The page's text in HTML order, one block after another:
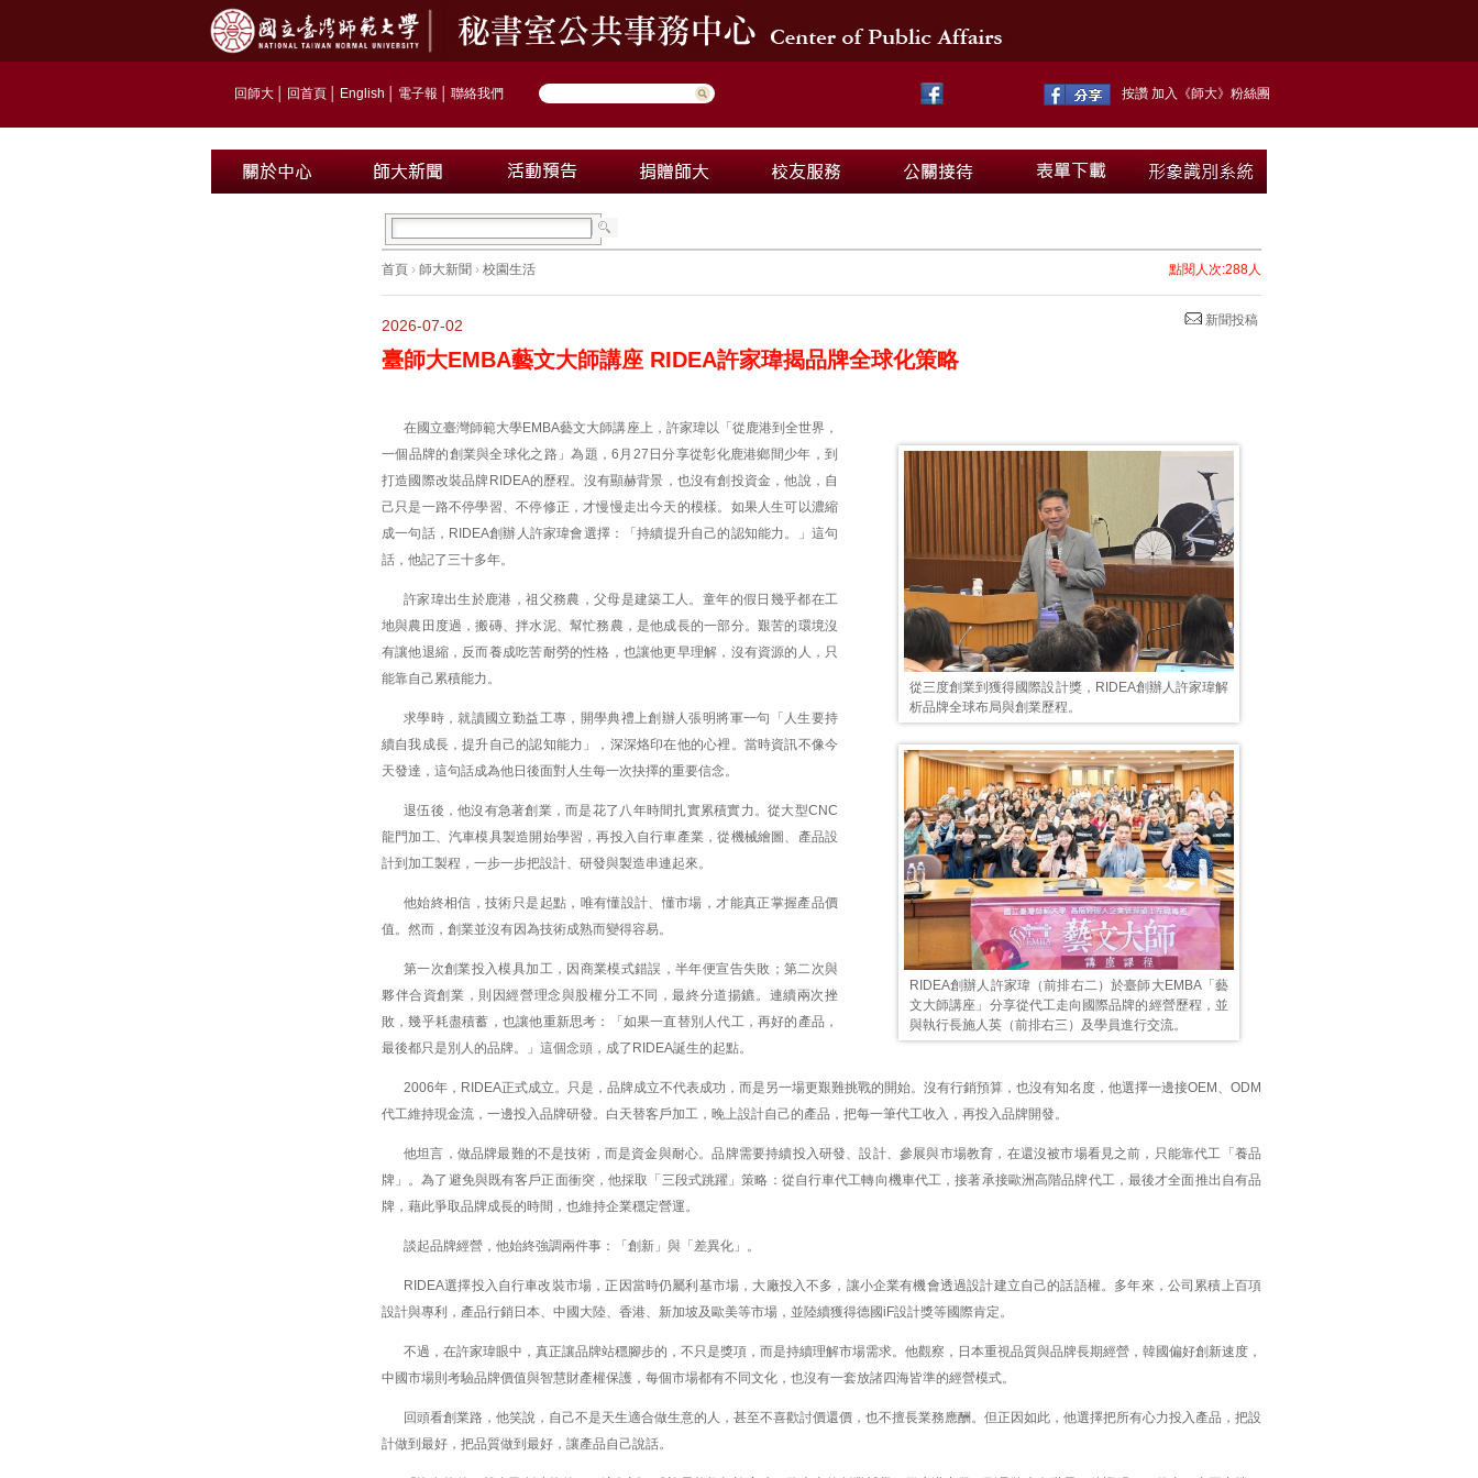
回師大 回首頁 English 電子報 聯絡我們 按讚 加入《師大》粉絲團
首頁 › 師大新聞 › 校園生活 點閱人次:288人
新聞投稿
2026-07-02
臺師大EMBA藝文大師講座 RIDEA許家瑋揭品牌全球化策略
從三度創業到獲得國際設計獎，RIDEA創辦人許家瑋解
析品牌全球布局與創業歷程。
RIDEA創辦人許家瑋（前排右二）於臺師大EMBA「藝
文大師講座」分享從代工走向國際品牌的經營歷程，並
與執行長施人英（前排右三）及學員進行交流。
在國立臺灣師範大學EMBA藝文大師講座上，許家瑋以「從鹿港到全世界，
一個品牌的創業與全球化之路」為題，6月27日分享從彰化鹿港鄉間少年，到
打造國際改裝品牌RIDEA的歷程。沒有顯赫背景，也沒有創投資金，他說，自
己只是一路不停學習、不停修正，才慢慢走出今天的模樣。如果人生可以濃縮
成一句話，RIDEA創辦人許家瑋會選擇：「持續提升自己的認知能力。」這句
話，他記了三十多年。
許家瑋出生於鹿港，祖父務農，父母是建築工人。童年的假日幾乎都在工
地與農田度過，搬磚、拌水泥、幫忙務農，是他成長的一部分。艱苦的環境沒
有讓他退縮，反而養成吃苦耐勞的性格，也讓他更早理解，沒有資源的人，只
能靠自己累積能力。
求學時，就讀國立勤益工專，開學典禮上創辦人張明將軍一句「人生要持
續自我成長，提升自己的認知能力」，深深烙印在他的心裡。當時資訊不像今
天發達，這句話成為他日後面對人生每一次抉擇的重要信念。
退伍後，他沒有急著創業，而是花了八年時間扎實累積實力。從大型CNC
龍門加工、汽車模具製造開始學習，再投入自行車產業，從機械繪圖、產品設
計到加工製程，一步一步把設計、研發與製造串連起來。
他始終相信，技術只是起點，唯有懂設計、懂市場，才能真正掌握產品價
值。然而，創業並沒有因為技術成熟而變得容易。
第一次創業投入模具加工，因商業模式錯誤，半年便宣告失敗；第二次與
夥伴合資創業，則因經營理念與股權分工不同，最終分道揚鑣。連續兩次挫
敗，幾乎耗盡積蓄，也讓他重新思考：「如果一直替別人代工，再好的產品，
最後都只是別人的品牌。」這個念頭，成了RIDEA誕生的起點。
2006年，RIDEA正式成立。只是，品牌成立不代表成功，而是另一場更艱難挑戰的開始。沒有行銷預算，也沒有知名度，他選擇一邊接OEM、ODM
代工維持現金流，一邊投入品牌研發。白天替客戶加工，晚上設計自己的產品，把每一筆代工收入，再投入品牌開發。
他坦言，做品牌最難的不是技術，而是資金與耐心。品牌需要持續投入研發、設計、參展與市場教育，在還沒被市場看見之前，只能靠代工「養品
牌」。為了避免與既有客戶正面衝突，他採取「三段式跳躍」策略：從自行車代工轉向機車代工，接著承接歐洲高階品牌代工，最後才全面推出自有品
牌，藉此爭取品牌成長的時間，也維持企業穩定營運。
談起品牌經營，他始終強調兩件事：「創新」與「差異化」。
RIDEA選擇投入自行車改裝市場，正因當時仍屬利基市場，大廠投入不多，讓小企業有機會透過設計建立自己的話語權。多年來，公司累積上百項
設計與專利，產品行銷日本、中國大陸、香港、新加坡及歐美等市場，並陸續獲得德國iF設計獎等國際肯定。
不過，在許家瑋眼中，真正讓品牌站穩腳步的，不只是獎項，而是持續理解市場需求。他觀察，日本重視品質與品牌長期經營，韓國偏好創新速度，
中國市場則考驗品牌價值與智慧財產權保護，每個市場都有不同文化，也沒有一套放諸四海皆準的經營模式。
回頭看創業路，他笑說，自己不是天生適合做生意的人，甚至不喜歡討價還價，也不擅長業務應酬。但正因如此，他選擇把所有心力投入產品，把設
計做到最好，把品質做到最好，讓產品自己說話。